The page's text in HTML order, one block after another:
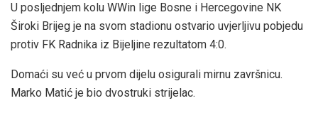
U posljednjem kolu WWin lige Bosne i Hercegovine NK
Široki Brijeg je na svom stadionu ostvario uvjerljivu pobjedu
protiv FK Radnika iz Bijeljine rezultatom 4:0.
Domaći su već u prvom dijelu osigurali mirnu završnicu.
Marko Matić je bio dvostruki strijelac.